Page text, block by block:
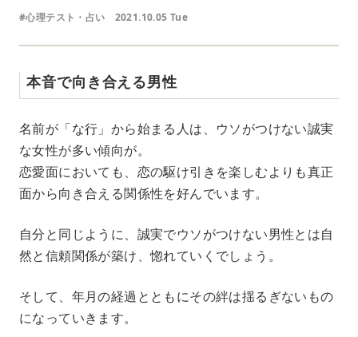
#心理テスト・占い 2021.10.05 Tue
本音で向き合える男性
名前が「な行」から始まる人は、ウソがつけない誠実
な女性が多い傾向が。
恋愛面においても、恋の駆け引きを楽しむよりも真正
面から向き合える関係性を好んでいます。
自分と同じように、誠実でウソがつけない男性とは自
然と信頼関係が築け、惚れていくでしょう。
そして、年月の経過とともにその絆は揺るぎないもの
になっていきます。